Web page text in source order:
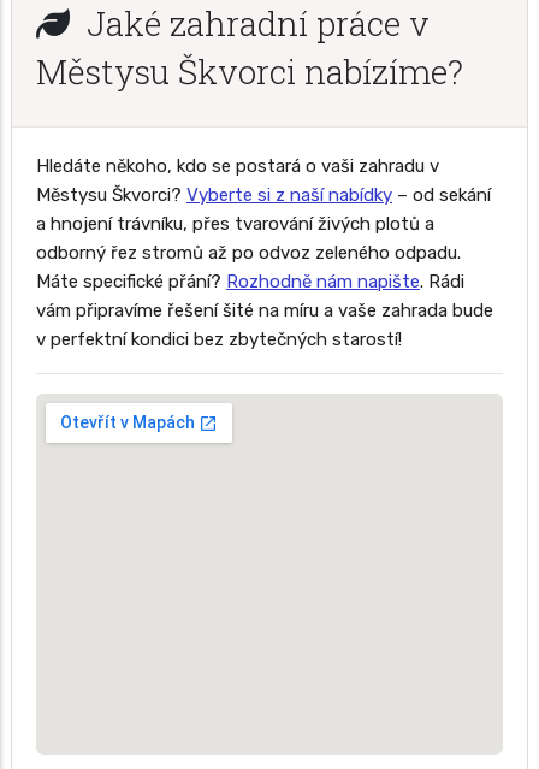
Jaké zahradní práce v
Městysu Škvorci nabízíme?
Hledáte někoho, kdo se postará o vaši zahradu v
Městysu Škvorci? Vyberte si z naší nabídky – od sekání
a hnojení trávníku, přes tvarování živých plotů a
odborný řez stromů až po odvoz zeleného odpadu.
Máte specifické přání? Rozhodně nám napište. Rádi
vám připravíme řešení šité na míru a vaše zahrada bude
v perfektní kondici bez zbytečných starostí!